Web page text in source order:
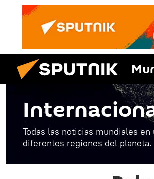
Todas las noticias mundiales
diferentes regiones del planeta.